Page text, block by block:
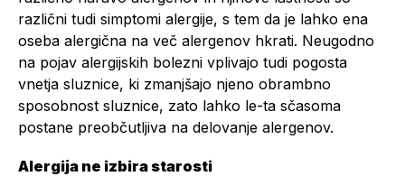
različni tudi simptomi alergije, s tem da je lahko ena
oseba alergična na več alergenov hkrati. Neugodno
na pojav alergijskih bolezni vplivajo tudi pogosta
vnetja sluznice, ki zmanjšajo njeno obrambno
sposobnost sluznice, zato lahko le-ta sčasoma
postane preobčutljiva na delovanje alergenov.
Alergija ne izbira starosti